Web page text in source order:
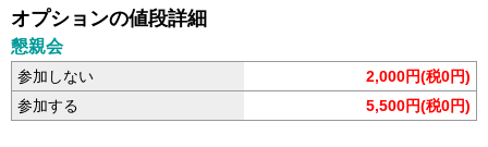
オプションの値段詳細
懇親会
参加しない
2,000円(税0円)
参加する
5,500円(税0円)